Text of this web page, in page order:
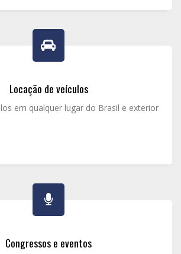
Locação de veículos
em qualquer lugar do Brasil e exterior
Congressos e eventos